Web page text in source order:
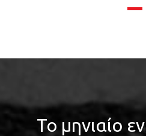
Το μηνιαίο